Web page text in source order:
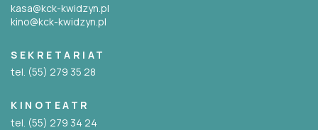
kasa@kck-kwidzyn.pl
kino@kck-kwidzyn.pl
SEKRETARIAT
tel. (55) 279 35 28
KINOTEATR
tel. (55) 279 34 24